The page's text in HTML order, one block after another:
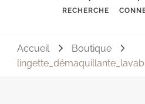
RECHERCHE
Accueil
Boutique